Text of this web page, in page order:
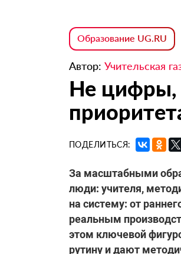
Образование UG.RU
Автор: Учительская
Не цифры,
ПОДЕЛИТЬСЯ:
За масштабными
люди: учителя,
на систему: от
реальным
этом ключевой
рутину и дают